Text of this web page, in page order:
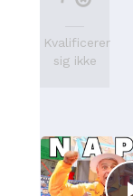
Kvalificerer
sig ikke